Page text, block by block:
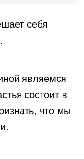
себя
являемся
состоит в
что мы